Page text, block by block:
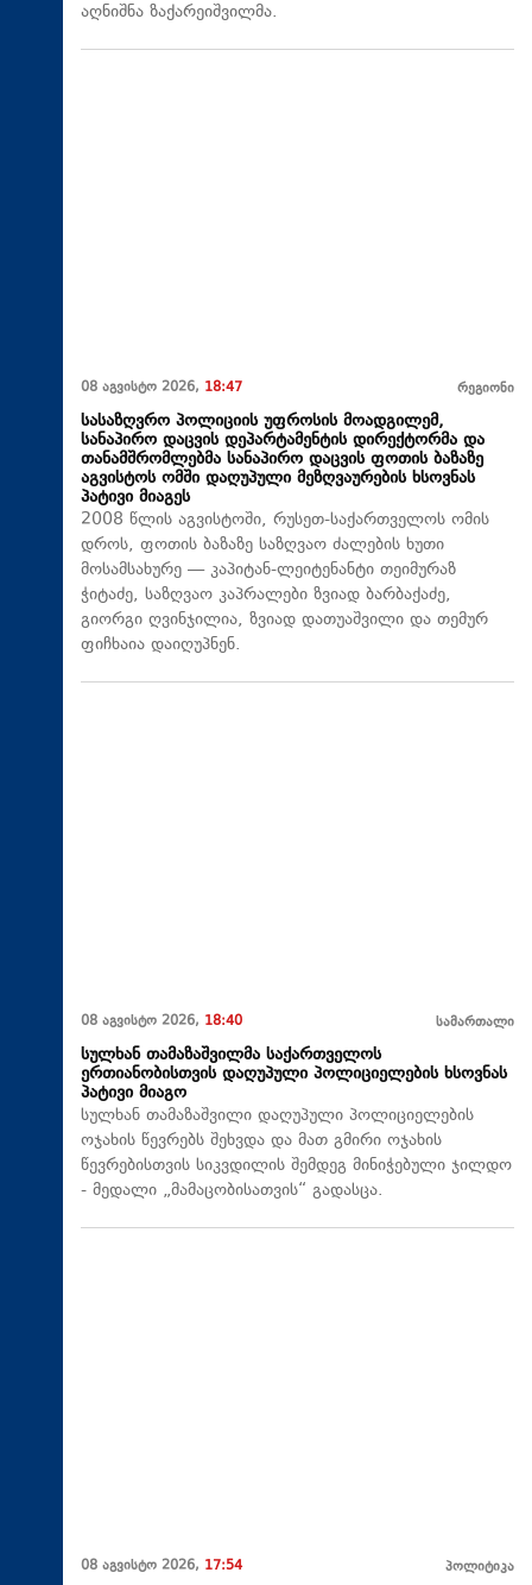
აღნიშნა ზაქარეიშვილმა.
08 აგვისტო 2026, 18:47 რეგიონი
სასაზღვრო პოლიციის უფროსის მოადგილემ,
სანაპირო დაცვის დეპარტამენტის დირექტორმა და
თანამშრომლებმა სანაპირო დაცვის ფოთის ბაზაზე
აგვისტოს ომში დაღუპული მეზღვაურების ხსოვნას
პატივი მიაგეს
2008 წლის აგვისტოში, რუსეთ-საქართველოს ომის
დროს, ფოთის ბაზაზე საზღვაო ძალების ხუთი
მოსამსახურე — კაპიტან-ლეიტენანტი თეიმურაზ
ჭიტაძე, საზღვაო კაპრალები ზვიად ბარბაქაძე,
გიორგი ღვინჯილია, ზვიად დათუაშვილი და თემურ
ფიჩხაია დაიღუპნენ.
08 აგვისტო 2026, 18:40 სამართალი
სულხან თამაზაშვილმა საქართველოს
ერთიანობისთვის დაღუპული პოლიციელების ხსოვნას
პატივი მიაგო
სულხან თამაზაშვილი დაღუპული პოლიციელების
ოჯახის წევრებს შეხვდა და მათ გმირი ოჯახის
წევრებისთვის სიკვდილის შემდეგ მინიჭებული ჯილდო
- მედალი „მამაცობისათვის“ გადასცა.
08 აგვისტო 2026, 17:54 პოლიტიკა